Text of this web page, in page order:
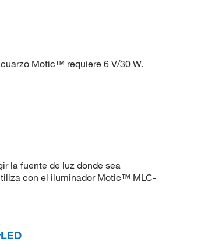
Motic™ requiere 6 V/30 W.
la fuente de luz donde sea
con el iluminador Motic™ MLC-